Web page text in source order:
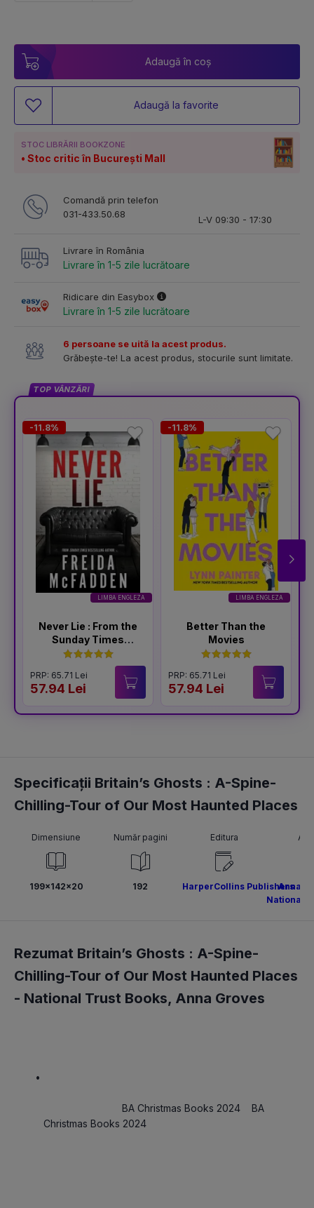
Adaugă în coș
Adaugă la favorite
STOC LIBRĂRII BOOKZONE
Stoc critic în București Mall
Comandă prin telefon
031-433.50.68
L-V 09:30 - 17:30
Livrare în România
Livrare în 1-5 zile lucrătoare
Ridicare din Easybox
Livrare în 1-5 zile lucrătoare
6 persoane se uită la acest produs.
Grăbește-te! La acest produs, stocurile sunt limitate.
TOP VÂNZĂRI
LIMBA ENGLEZA
-11.8%
Never Lie : From the
Sunday Times
Bestselling Author
of The Housemaid
PRP: 65.71 Lei
57.94 Lei
LIMBA ENGLEZA
-11.8%
Better Than the
Movies
PRP: 65.71 Lei
57.94 Lei
Specificații Britain’s Ghosts : A-Spine-
Chilling-Tour of Our Most Haunted Places
Dimensiune
199x142x20
Număr pagini
192
Editura
HarperCollins Publishers
Anna
National
Rezumat Britain’s Ghosts : A-Spine-
Chilling-Tour of Our Most Haunted Places
- National Trust Books, Anna Groves
BA Christmas Books 2024 BA
Christmas Books 2024